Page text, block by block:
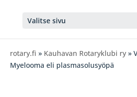
Valitse sivu
rotary.fi » Kauhavan Rotaryklubi ry »
Myelooma eli plasmasolusyöpä